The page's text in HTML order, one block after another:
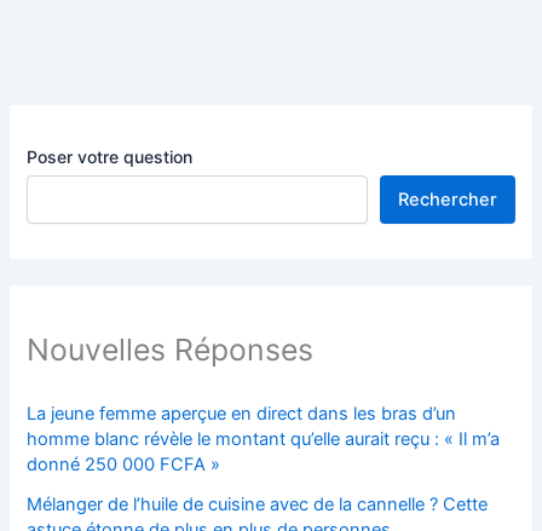
Poser votre question
Rechercher
Nouvelles Réponses
La jeune femme aperçue en direct dans les bras d’un
homme blanc révèle le montant qu’elle aurait reçu : « Il m’a
donné 250 000 FCFA »
Mélanger de l’huile de cuisine avec de la cannelle ? Cette